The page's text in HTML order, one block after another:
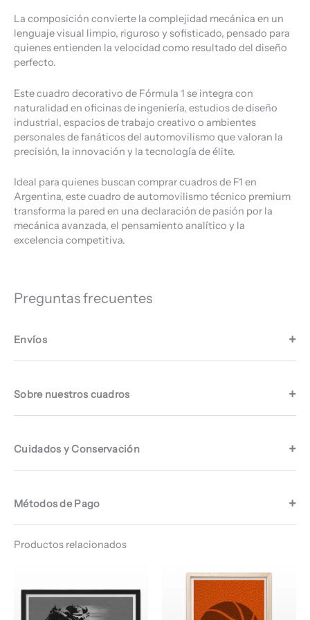
La composición convierte la complejidad mecánica en un
lenguaje visual limpio, riguroso y sofisticado, pensado para
quienes entienden la velocidad como resultado del diseño
perfecto.
Este cuadro decorativo de Fórmula 1 se integra con
naturalidad en oficinas de ingeniería, estudios de diseño
industrial, espacios de trabajo creativo o ambientes
personales de fanáticos del automovilismo que valoran la
precisión, la innovación y la tecnología de élite.
Ideal para quienes buscan comprar cuadros de F1 en
Argentina, este cuadro de automovilismo técnico premium
transforma la pared en una declaración de pasión por la
mecánica avanzada, el pensamiento analítico y la
excelencia competitiva.
Preguntas frecuentes
Envíos
Sobre nuestros cuadros
Cuidados y Conservación
Métodos de Pago
Productos relacionados
precios:
desde
de